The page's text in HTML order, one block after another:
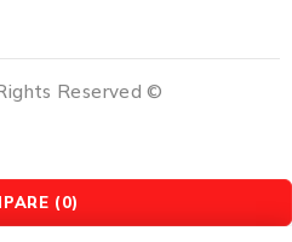
© Nabtech. All Rights Reserved.
(0)